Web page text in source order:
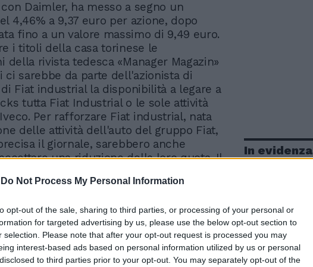
Do Not Process My Personal Information
opt-out of the sale, sharing to third parties, or processing of your personal or
for targeted advertising by us, please use the below opt-out section to
selection. Please note that after your opt-out request is processed you may
interest-based ads based on personal information utilized by us or personal
to third parties prior to your opt-out. You may separately opt-out of the
Daimler, ha messo a segno un
4,46% a 9,37 euro per azione, dopo
fino a un valore massimo di 9,49 euro.
i titoli della casa torinese le
della rivista tedesca «Manager Magazin»
ci sarebbe da parte dell'azionista di
Fiat industrial la disponibilità a legare a
tutta Fiat Industrial o le sole attività
Per rafforzare Fiat industrial, nata
delle attività dell'auto del gruppo Fiat,
il giornale, sarebbero anche
una riduzione della loro quota. Il
di un negoziato interrotto nello scorso
in vista».
In evidenza